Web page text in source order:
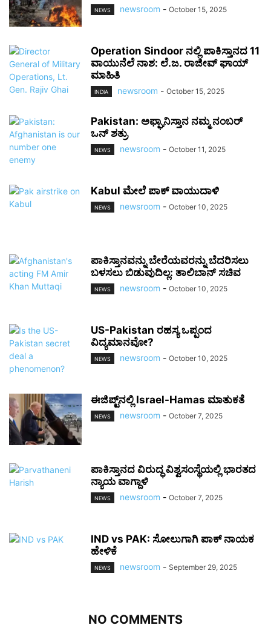
NEWS newsroom - October 15, 2025
Operation Sindoor ನಲ್ಲಿ ಪಾಕಿಸ್ತಾನದ 11
ವಾಯುನೆಲೆ ನಾಶ: ಲೆ.ಜ. ರಾಜೀವ್ ಘಾಯ್
ಮಾಹಿತಿ
INDIA newsroom - October 15, 2025
Pakistan: ಅಫ್ಘಾನಿಸ್ತಾನ ನಮ್ಮ ನಂಬರ್
ಒನ್ ಶತ್ರು
NEWS newsroom - October 11, 2025
Kabul ಮೇಲೆ ಪಾಕ್ ವಾಯುದಾಳಿ
NEWS newsroom - October 10, 2025
ಪಾಕಿಸ್ತಾನವನ್ನು ಬೇರೆಯವರನ್ನು ಬೆದರಿಸಲು
ಬಳಸಲು ಬಿಡುವುದಿಲ್ಲ: ತಾಲಿಬಾನ್ ಸಚಿವ
NEWS newsroom - October 10, 2025
US-Pakistan ರಹಸ್ಯ ಒಪ್ಪಂದ
ವಿದ್ಯಮಾನವೋ?
NEWS newsroom - October 10, 2025
ಈಜಿಪ್ಟ್‌ನಲ್ಲಿ Israel-Hamas ಮಾತುಕತೆ
NEWS newsroom - October 7, 2025
ಪಾಕಿಸ್ತಾನದ ವಿರುದ್ಧ ವಿಶ್ವಸಂಸ್ಥೆಯಲ್ಲಿ ಭಾರತದ
ನ್ಯಾಯ ವಾಗ್ದಾಳಿ
NEWS newsroom - October 7, 2025
IND vs PAK: ಸೋಲುಗಾಗಿ ಪಾಕ್ ನಾಯಕ
ಹೇಳಿಕೆ
NEWS newsroom - September 29, 2025
NO COMMENTS